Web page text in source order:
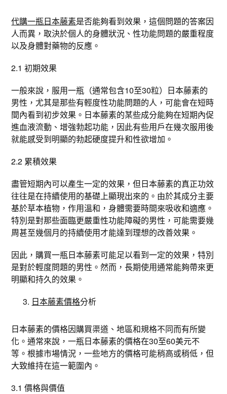
代購一瓶日本藤素是否能夠看到效果，這個問題的答案因
人而異，取決於個人的身體狀況、性功能問題的嚴重程度
以及身體對藥物的反應。
2.1 初期效果
一般來說，服用一瓶（通常包含10至30粒）日本藤素的
男性，尤其是那些有輕度性功能問題的人，可能會在短時
間內看到初步效果。日本藤素的某些成分能夠在短期內促
進血液流動、增強勃起功能，因此有些用戶在幾次服用後
就能感受到明顯的勃起硬度提升和性欲增加。
2.2 累積效果
盡管短期內可以產生一定的效果，但日本藤素的真正功效
往往是在持續使用的基礎上顯現出來的。由於其成分主要
基於草本植物，作用溫和，身體需要時間來吸收和適應。
特別是對那些面臨更嚴重性功能障礙的男性，可能需要幾
周甚至幾個月的持續使用才能達到理想的改善效果。
因此，購買一瓶日本藤素可能足以看到一定的效果，特別
是對於輕度問題的男性。然而，長期使用通常能夠帶來更
明顯和持久的效果。
日本藤素價格分析
日本藤素的價格因購買渠道、地區和規格不同而有所變
化。通常來說，一瓶日本藤素的價格在30至60美元不
等。根據市場情況，一些地方的價格可能稍高或稍低，但
大致維持在這一範圍內。
3.1 價格與價值